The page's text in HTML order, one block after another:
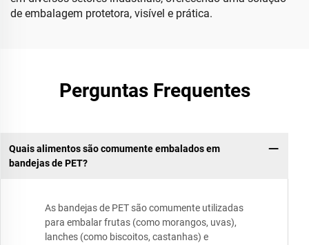
de embalagem protetora, visível e prática.
Perguntas Frequentes
Quais alimentos são comumente embalados em
bandejas de PET?
As bandejas de PET são comumente utilizadas
para embalar frutas (como morangos, uvas),
lanches (como biscoitos, castanhas) e